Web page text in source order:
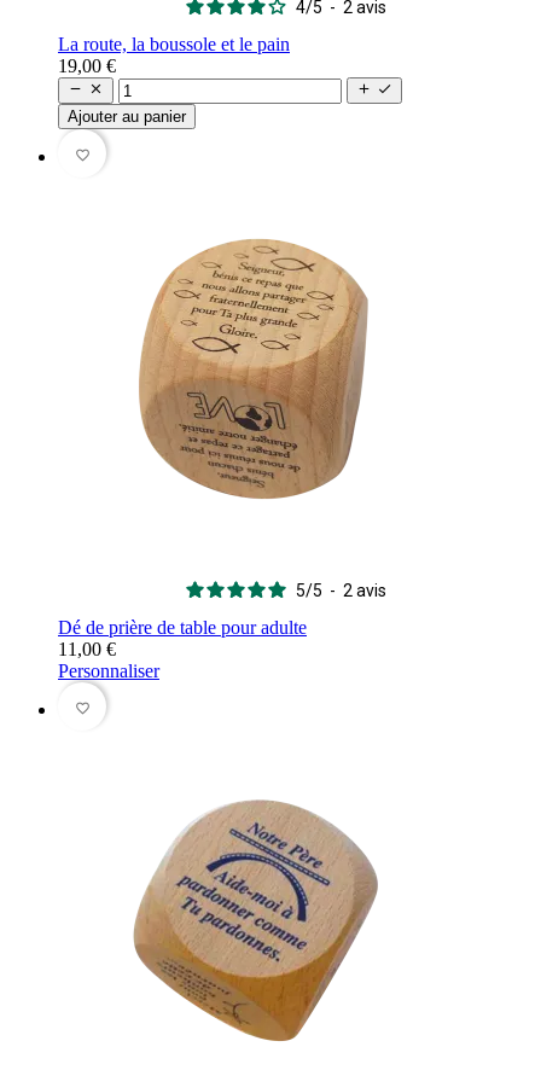
4/5 - 2 avis
La route, la boussole et le pain
19,00 €
   
Ajouter au panier
favorite_border
5/5 - 2 avis
Dé de prière de table pour adulte
11,00 €
Personnaliser
favorite_border